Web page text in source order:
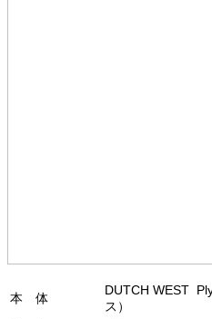
本 体
DUTCH WEST
ス）